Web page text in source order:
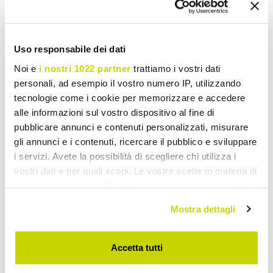
Uso responsabile dei dati
Noi e i nostri 1022 partner trattiamo i vostri dati
personali, ad esempio il vostro numero IP, utilizzando
tecnologie come i cookie per memorizzare e accedere
alle informazioni sul vostro dispositivo al fine di
pubblicare annunci e contenuti personalizzati, misurare
gli annunci e i contenuti, ricercare il pubblico e sviluppare
i servizi. Avete la possibilità di scegliere chi utilizza i
vostri dati e per quali scopi. Le vostre scelte in materia di
modificare o revocare il proprio consenso in qualsiasi
momento dalla Dichiarazione sui cookie o facendo clic
sull'icona di attivazione della privacy.
Mostra dettagli
Accetta tutti